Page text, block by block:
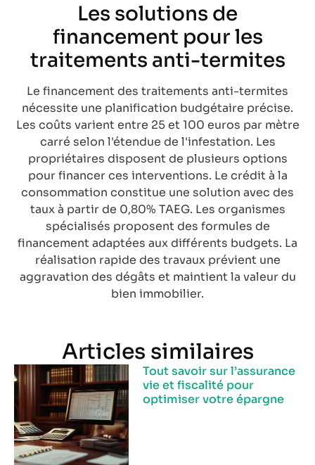
Les solutions de
financement pour les
traitements anti-termites
Le financement des traitements anti-termites
nécessite une planification budgétaire précise.
Les coûts varient entre 25 et 100 euros par mètre
carré selon l'étendue de l'infestation. Les
propriétaires disposent de plusieurs options
pour financer ces interventions. Le crédit à la
consommation constitue une solution avec des
taux à partir de 0,80% TAEG. Les organismes
spécialisés proposent des formules de
financement adaptées aux différents budgets. La
réalisation rapide des travaux prévient une
aggravation des dégâts et maintient la valeur du
bien immobilier.
Articles similaires
Tout savoir sur l’assurance
vie et fiscalité pour
optimiser votre épargne